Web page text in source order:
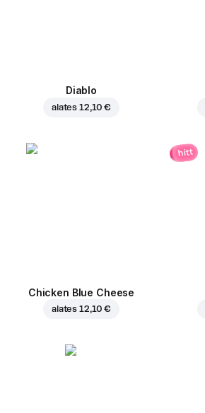
Diablo
alates 12,10 €
Chicken Blue Cheese
alates 12,10 €
hitt